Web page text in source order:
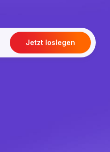
Jetzt loslegen